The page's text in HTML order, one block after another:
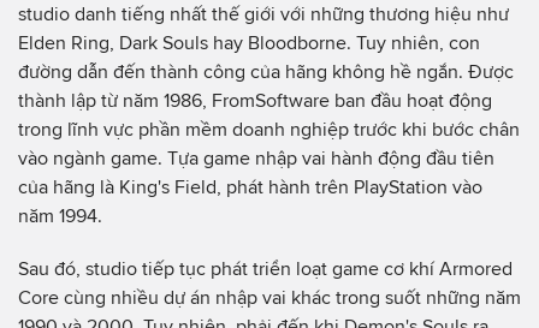
studio danh tiếng nhất thế giới với những thương hiệu như
Elden Ring, Dark Souls hay Bloodborne. Tuy nhiên, con
đường dẫn đến thành công của hãng không hề ngắn. Được
thành lập từ năm 1986, FromSoftware ban đầu hoạt động
trong lĩnh vực phần mềm doanh nghiệp trước khi bước chân
vào ngành game. Tựa game nhập vai hành động đầu tiên
của hãng là King's Field, phát hành trên PlayStation vào
năm 1994.
Sau đó, studio tiếp tục phát triển loạt game cơ khí Armored
Core cùng nhiều dự án nhập vai khác trong suốt những năm